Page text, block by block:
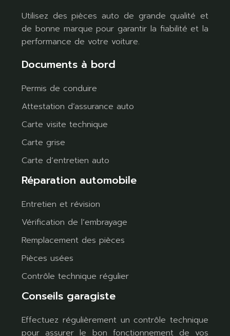
Utilisez des pièces auto de grande qualité et
de bonne marque pour garantir la fiabilité et la
performance de votre voiture.
Documents à bord
Permis de conduire
Attestation d’assurance auto
Carte visite technique
Carte grise
Carte d’entretien auto
Réparation automobile
Entretien et révision
Vérification de l’embrayage
Remplacement des pièces
Pièces usées
Contrôle technique régulier
Conseils garagiste
Effectuez régulièrement un contrôle technique
pour assurer le bon fonctionnement de vos